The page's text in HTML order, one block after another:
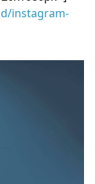
instagram-